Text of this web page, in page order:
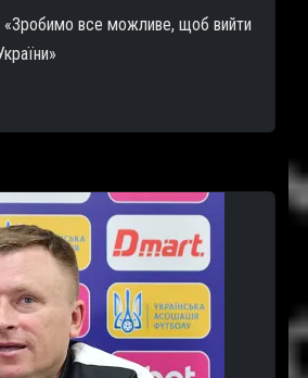
«Зробимо все можливе, щоб вийти